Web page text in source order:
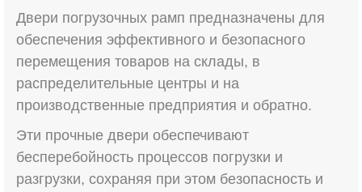
Двери погрузочных рамп предназначены для
обеспечения эффективного и безопасного
перемещения товаров на склады, в
распределительные центры и на
производственные предприятия и обратно.
Эти прочные двери обеспечивают
бесперебойность процессов погрузки и
разгрузки, сохраняя при этом безопасность и